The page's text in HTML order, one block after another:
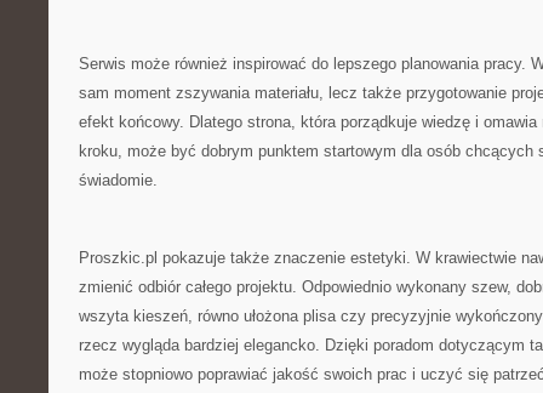
Serwis może również inspirować do lepszego planowania pracy.
sam moment zszywania materiału, lecz także przygotowanie
efekt końcowy. Dlatego strona, która porządkuje wiedzę i
kroku, może być dobrym punktem startowym dla osób chcących
świadomie.
Proszkic.pl pokazuje także znaczenie estetyki. W krawiectwie
zmienić odbiór całego projektu. Odpowiednio wykonany szew,
wszyta kieszeń, równo ułożona plisa czy precyzyjnie
rzecz wygląda bardziej elegancko. Dzięki poradom dotyczącym
może stopniowo poprawiać jakość swoich prac i uczyć się